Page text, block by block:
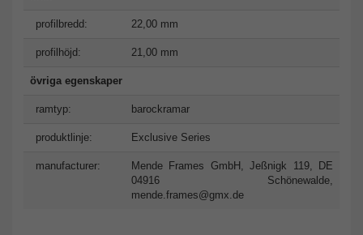
profilbredd: 22,00 mm
profilhöjd: 21,00 mm
övriga egenskaper
ramtyp: barockramar
produktlinje: Exclusive Series
manufacturer:
Mende Frames GmbH, Jeßnigk 119, DE
04916 Schönewalde,
mende.frames@gmx.de